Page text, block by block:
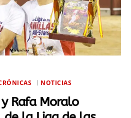
NOTICIAS
Rafa Moralo